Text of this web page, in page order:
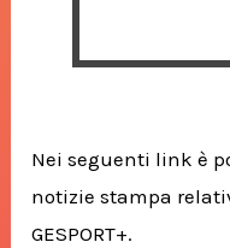
Nei seguenti link è
notizie stampa
GESPORT+.